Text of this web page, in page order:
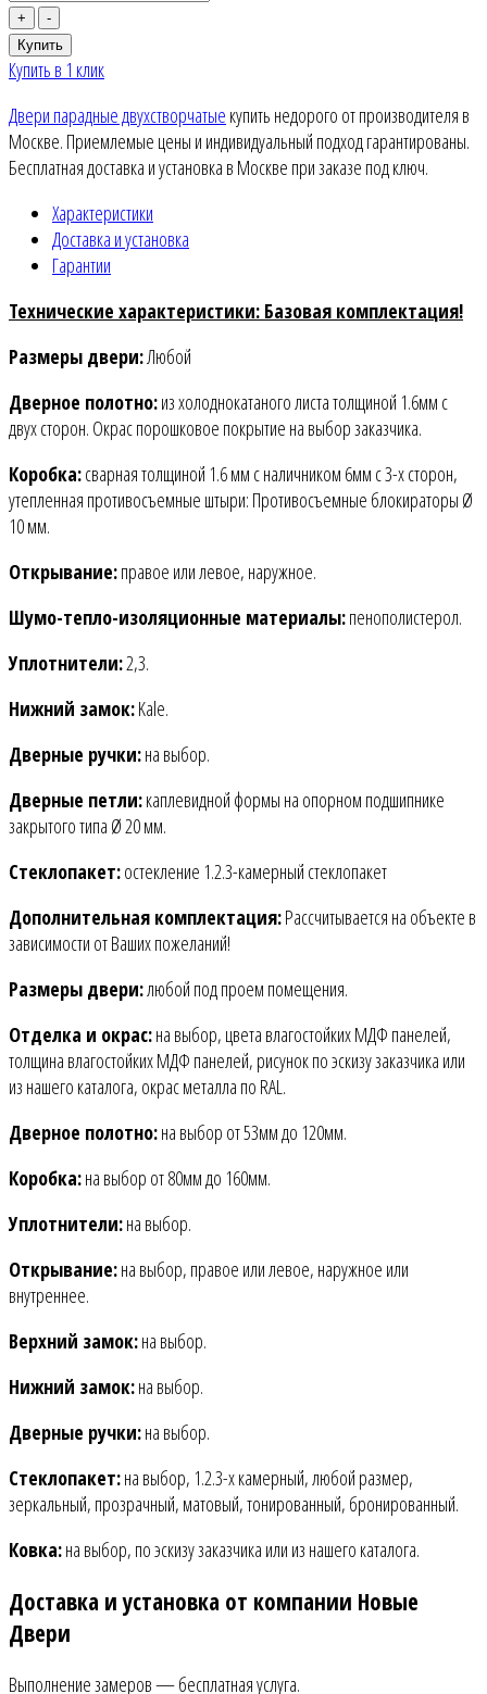
+
-
Купить
Купить в 1 клик
Двери парадные двухстворчатые купить недорого от производителя в
Москве. Приемлемые цены и индивидуальный подход гарантированы.
Бесплатная доставка и установка в Москве при заказе под ключ.
Характеристики
Доставка и установка
Гарантии
Технические характеристики: Базовая комплектация!
Размеры двери:Любой
Дверное полотно:из холоднокатаного листа толщиной 1.6мм c
двух сторон. Окрас порошковое покрытие на выбор заказчика.
Коробка:сварная толщиной 1.6 мм с наличником 6мм с 3-х сторон,
утепленная противосъемные штыри: Противосъемные блокираторы Ø
10 мм.
Открывание:правое или левое, наружное.
Шумо-тепло-изоляционные материалы:пенополистерол.
Уплотнители:2,3.
Нижний замок:Kale.
Дверные ручки:на выбор.
Дверные петли:каплевидной формы на опорном подшипнике
закрытого типа Ø 20 мм.
Стеклопакет:остекление 1.2.3-камерный стеклопакет
Дополнительная комплектация:Рассчитывается на объекте в
зависимости от Ваших пожеланий!
Размеры двери:любой под проем помещения.
Отделка и окрас:на выбор, цвета влагостойких МДФ панелей,
толщина влагостойких МДФ панелей, рисунок по эскизу заказчика или
из нашего каталога, окрас металла по RAL.
Дверное полотно:на выбор от 53мм до 120мм.
Коробка:на выбор от 80мм до 160мм.
Уплотнители:на выбор.
Открывание:на выбор, правое или левое, наружное или
внутреннее.
Верхний замок:на выбор.
Нижний замок:на выбор.
Дверные ручки:на выбор.
Стеклопакет:на выбор, 1.2.3-х камерный, любой размер,
зеркальный, прозрачный, матовый, тонированный, бронированный.
Ковка:на выбор, по эскизу заказчика или из нашего каталога.
Доставка и установка от компании Новые
Двери
Выполнение замеров — бесплатная услуга.